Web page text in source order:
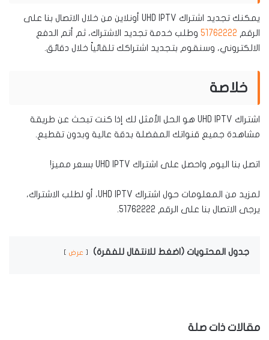
يمكنك تجديد اشتراك UHD IPTV أونلاين من خلال الاتصال بنا على
الرقم 51762222 وطلب خدمة تجديد الاشتراك، ثم أتم الدفع
الالكتروني، وسنقوم بتجديد اشتراكك تلقائياً خلال دقائق.
خلاصة
اشتراك UHD IPTV هو الحل الأمثل لك إذا كنت تبحث عن طريقة
مشاهدة جميع قنواتك المفضلة بدقة عالية وبدون تقطيع.
اتصل بنا اليوم واحصل على اشتراك UHD IPTV بسعر مميز!
لمزيد من المعلومات حول اشتراك UHD IPTV، أو لطلب الاشتراك،
يرجى الاتصال بنا على الرقم 51762222.
جدول المحتويات (اضغط للانتقال للفقرة) عرض
مقالات ذات صلة